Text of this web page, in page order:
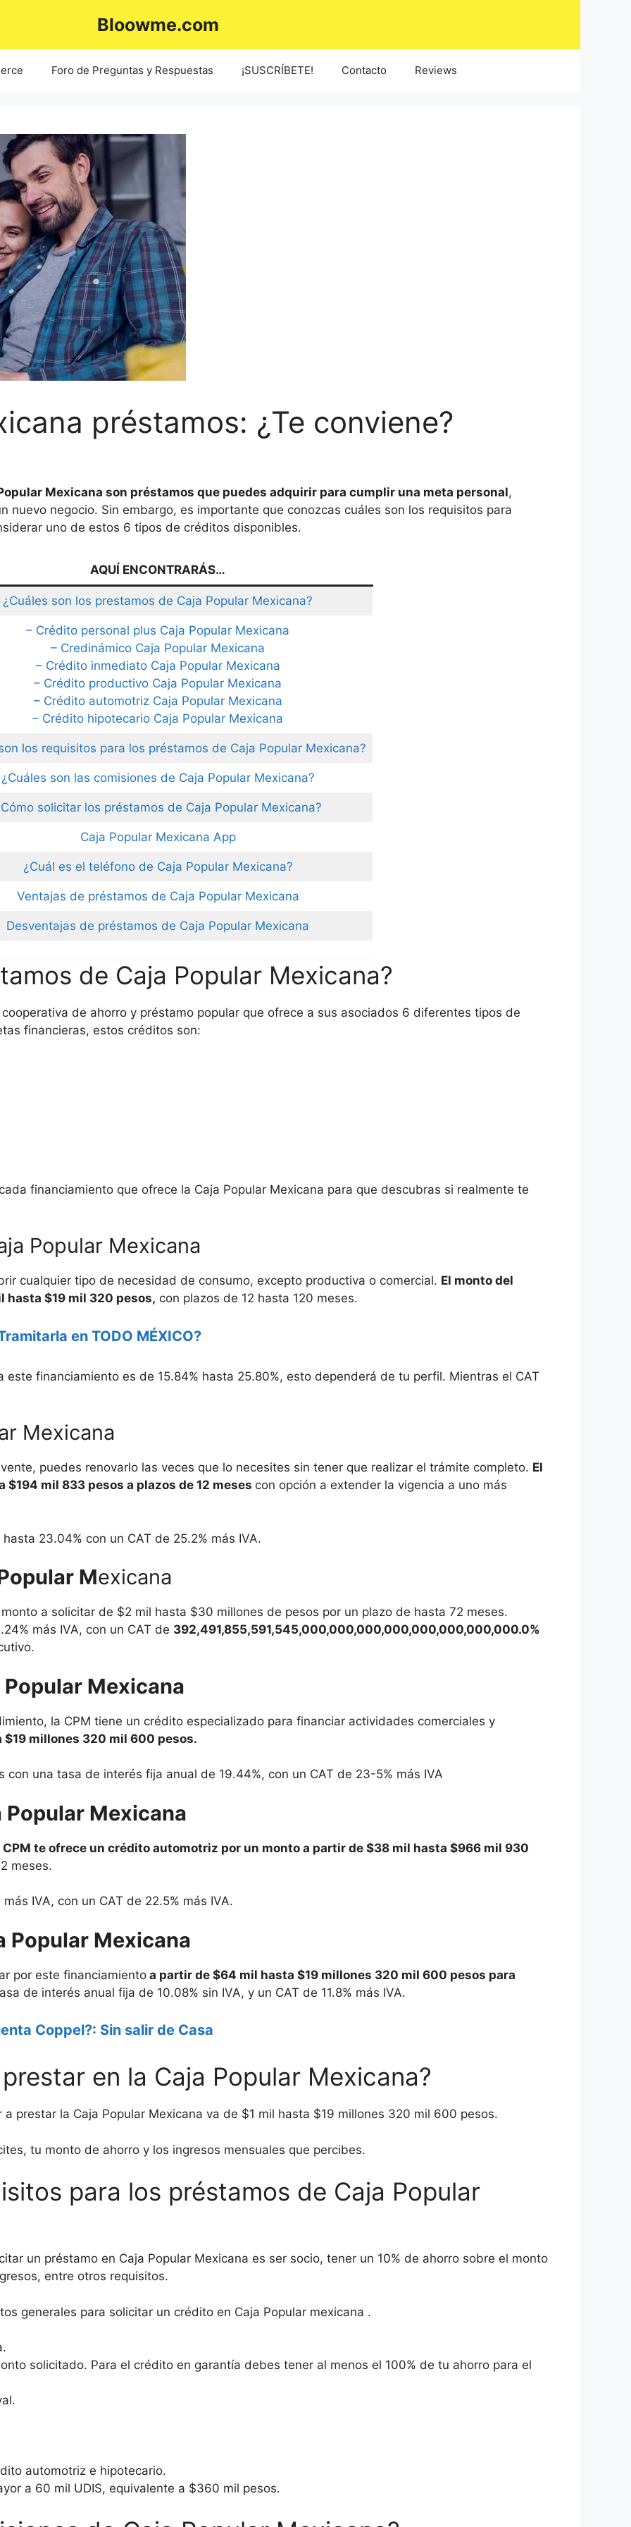
Bloowme.com
Foro de Preguntas y Respuestas ¡SUSCRÍBETE! Contacto Reviews
préstamos: ¿Te conviene?
Mexicana son préstamos que puedes adquirir para cumplir una meta personal,
nuevo negocio. Sin embargo, es importante que conozcas cuáles son los requisitos para
uno de estos 6 tipos de créditos disponibles.
AQUÍ ENCONTRARÁS…
¿Cuáles son los prestamos de Caja Popular Mexicana?
– Crédito personal plus Caja Popular Mexicana
– Credinámico Caja Popular Mexicana
– Crédito inmediato Caja Popular Mexicana
– Crédito productivo Caja Popular Mexicana
– Crédito automotriz Caja Popular Mexicana
– Crédito hipotecario Caja Popular Mexicana
los requisitos para los préstamos de Caja Popular Mexicana?
¿Cuáles son las comisiones de Caja Popular Mexicana?
solicitar los préstamos de Caja Popular Mexicana?
Caja Popular Mexicana App
¿Cuál es el teléfono de Caja Popular Mexicana?
Ventajas de préstamos de Caja Popular Mexicana
Desventajas de préstamos de Caja Popular Mexicana
de Caja Popular Mexicana?
cooperativa de ahorro y préstamo popular que ofrece a sus asociados 6 diferentes tipos de
financieras, estos créditos son:
financiamiento que ofrece la Caja Popular Mexicana para que descubras si realmente te
Popular Mexicana
cualquier tipo de necesidad de consumo, excepto productiva o comercial. El monto del
hasta $19 mil 320 pesos, con plazos de 12 hasta 120 meses.
en TODO MÉXICO?
financiamiento es de 15.84% hasta 25.80%, esto dependerá de tu perfil. Mientras el CAT
Mexicana
puedes renovarlo las veces que lo necesites sin tener que realizar el trámite completo. El
mil 833 pesos a plazos de 12 meses con opción a extender la vigencia a uno más
23.04% con un CAT de 25.2% más IVA.
Mexicana
a solicitar de $2 mil hasta $30 millones de pesos por un plazo de hasta 72 meses.
más IVA, con un CAT de 392,491,855,591,545,000,000,000,000,000,000,000,000.0%
Mexicana
la CPM tiene un crédito especializado para financiar actividades comerciales y
$19 millones 320 mil 600 pesos.
con una tasa de interés fija anual de 19.44%, con un CAT de 23-5% más IVA
Mexicana
CPM te ofrece un crédito automotriz por un monto a partir de $38 mil hasta $966 mil 930
meses.
IVA, con un CAT de 22.5% más IVA.
Popular Mexicana
por este financiamiento a partir de $64 mil hasta $19 millones 320 mil 600 pesos para
de interés anual fija de 10.08% sin IVA, y un CAT de 11.8% más IVA.
Coppel?: Sin salir de Casa
en la Caja Popular Mexicana?
prestar la Caja Popular Mexicana va de $1 mil hasta $19 millones 320 mil 600 pesos.
tu monto de ahorro y los ingresos mensuales que percibes.
para los préstamos de Caja Popular
un préstamo en Caja Popular Mexicana es ser socio, tener un 10% de ahorro sobre el monto
entre otros requisitos.
generales para solicitar un crédito en Caja Popular mexicana .
solicitado. Para el crédito en garantía debes tener al menos el 100% de tu ahorro para el
automotriz e hipotecario.
a 60 mil UDIS, equivalente a $360 mil pesos.